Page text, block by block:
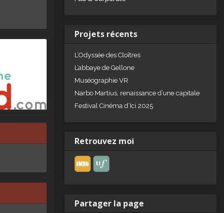
Projets récents
L’Odyssée des Cloîtres
L’abbaye de Gellone
Muséographie VR
Narbo Martius, renaissance d’une capitale
Festival Cinéma d’Ici 2025
Retrouvez moi
Partager la page